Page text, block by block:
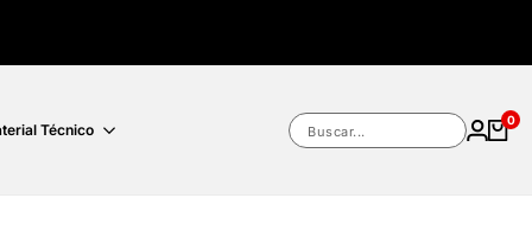
Técnico Buscar...
0